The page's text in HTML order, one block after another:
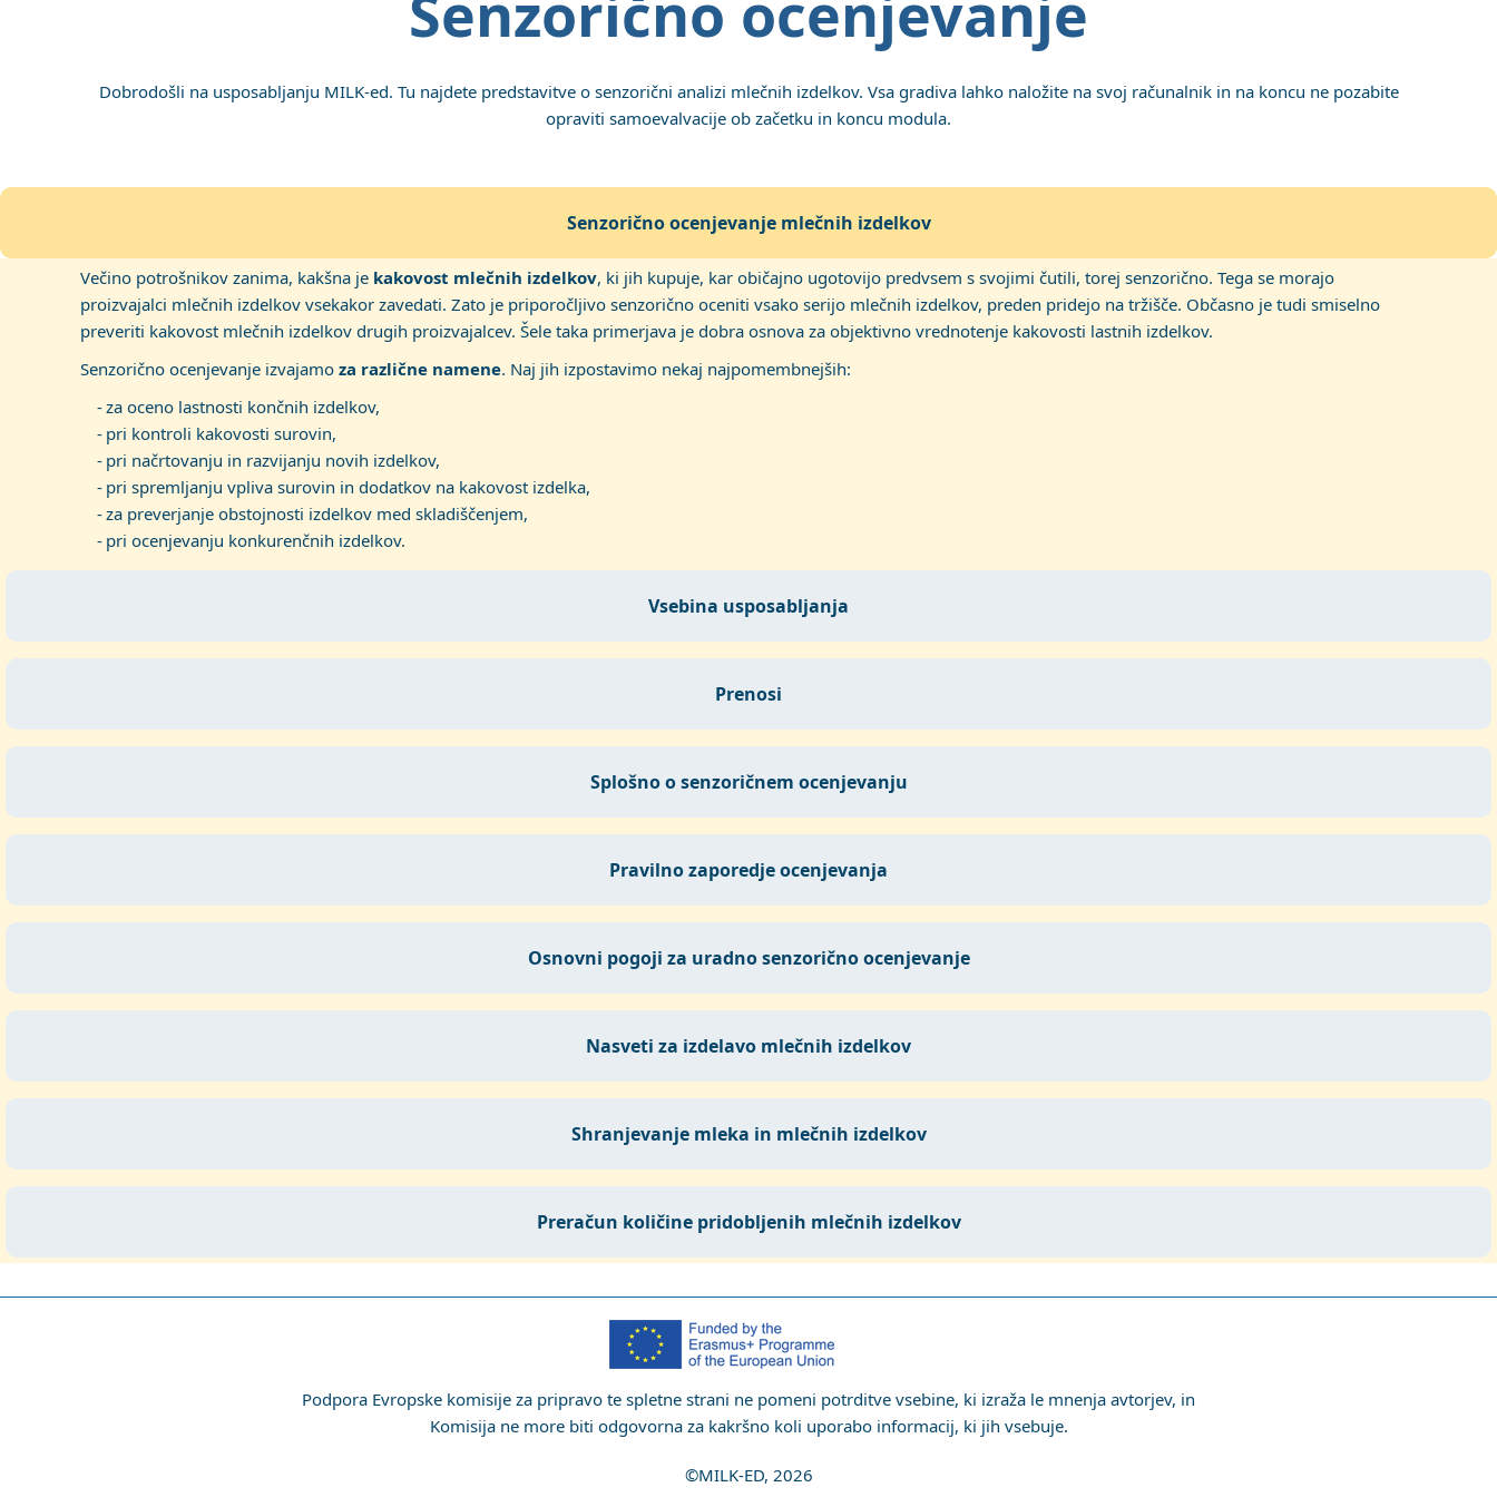
Dobrodošli na usposabljanju MILK-ed. Tu najdete predstavitve o senzorični analizi mlečnih izdelkov. Vsa gradiva lahko naložite na svoj računalnik in na koncu ne pozabite
opraviti samoevalvacije ob začetku in koncu modula.
senzorično ocenjevanje mlečnih izdelkov
Večino potrošnikov zanima, kakšna je kakovost mlečnih izdelkov, ki jih kupuje, kar običajno ugotovijo predvsem s svojimi čutili, torej senzorično. Tega se morajo
proizvajalci mlečnih izdelkov vsekakor zavedati. Zato je priporočljivo senzorično oceniti vsako serijo mlečnih izdelkov, preden pridejo na tržišče. Občasno je tudi smiselno
preveriti kakovost mlečnih izdelkov drugih proizvajalcev. Šele taka primerjava je dobra osnova za objektivno vrednotenje kakovosti lastnih izdelkov.
Senzorično ocenjevanje izvajamo za različne namene. Naj jih izpostavimo nekaj najpomembnejših:
za oceno lastnosti končnih izdelkov,
pri kontroli kakovosti surovin,
pri načrtovanju in razvijanju novih izdelkov,
pri spremljanju vpliva surovin in dodatkov na kakovost izdelka,
za preverjanje obstojnosti izdelkov med skladiščenjem,
pri ocenjevanju konkurenčnih izdelkov.
vsebina usposabljanja
prenosi
splošno o senzoričnem ocenjevanju
pravilno zaporedje ocenjevanja
osnovni pogoji za uradno senzorično ocenjevanje
nasveti za izdelavo mlečnih izdelkov
shranjevanje mleka in mlečnih izdelkov
preračun količine pridobljenih mlečnih izdelkov
Podpora Evropske komisije za pripravo te spletne strani ne pomeni potrditve vsebine, ki izraža le mnenja avtorjev, in
Komisija ne more biti odgovorna za kakršno koli uporabo informacij, ki jih vsebuje.
©MILK-ED, 2026